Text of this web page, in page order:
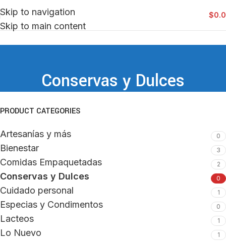
Skip to navigation
Skip to main content
$
Conservas y Dulces
PRODUCT CATEGORIES
Artesanías y más 0
Bienestar 3
Comidas Empaquetadas 2
Conservas y Dulces 0
Cuidado personal 1
Especias y Condimentos 0
Lacteos 1
Lo Nuevo 1